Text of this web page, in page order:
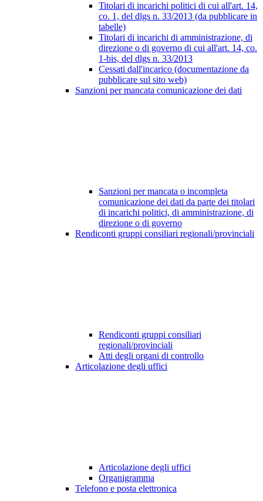
Titolari di incarichi politici di cui all'art. 14,
co. 1, del dlgs n. 33/2013 (da pubblicare in
tabelle)
Titolari di incarichi di amministrazione, di
direzione o di governo di cui all'art. 14, co.
1-bis, del dlgs n. 33/2013
Cessati dall'incarico (documentazione da
pubblicare sul sito web)
Sanzioni per mancata comunicazione dei dati
Sanzioni per mancata o incompleta
comunicazione dei dati da parte dei titolari
di incarichi politici, di amministrazione, di
direzione o di governo
Rendiconti gruppi consiliari regionali/provinciali
Rendiconti gruppi consiliari
regionali/provinciali
Atti degli organi di controllo
Articolazione degli uffici
Articolazione degli uffici
Organigramma
Telefono e posta elettronica